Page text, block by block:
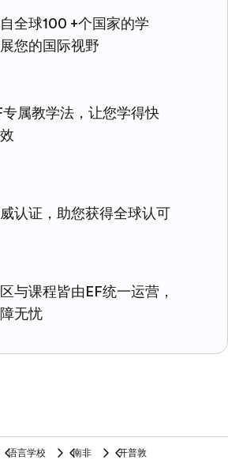
全球100 +个国家的学
您的国际视野
专属教学法，让您学得快
认证，助您获得全球认可
与课程皆由EF统一运营，
无忧
语言学校 南非 开普敦